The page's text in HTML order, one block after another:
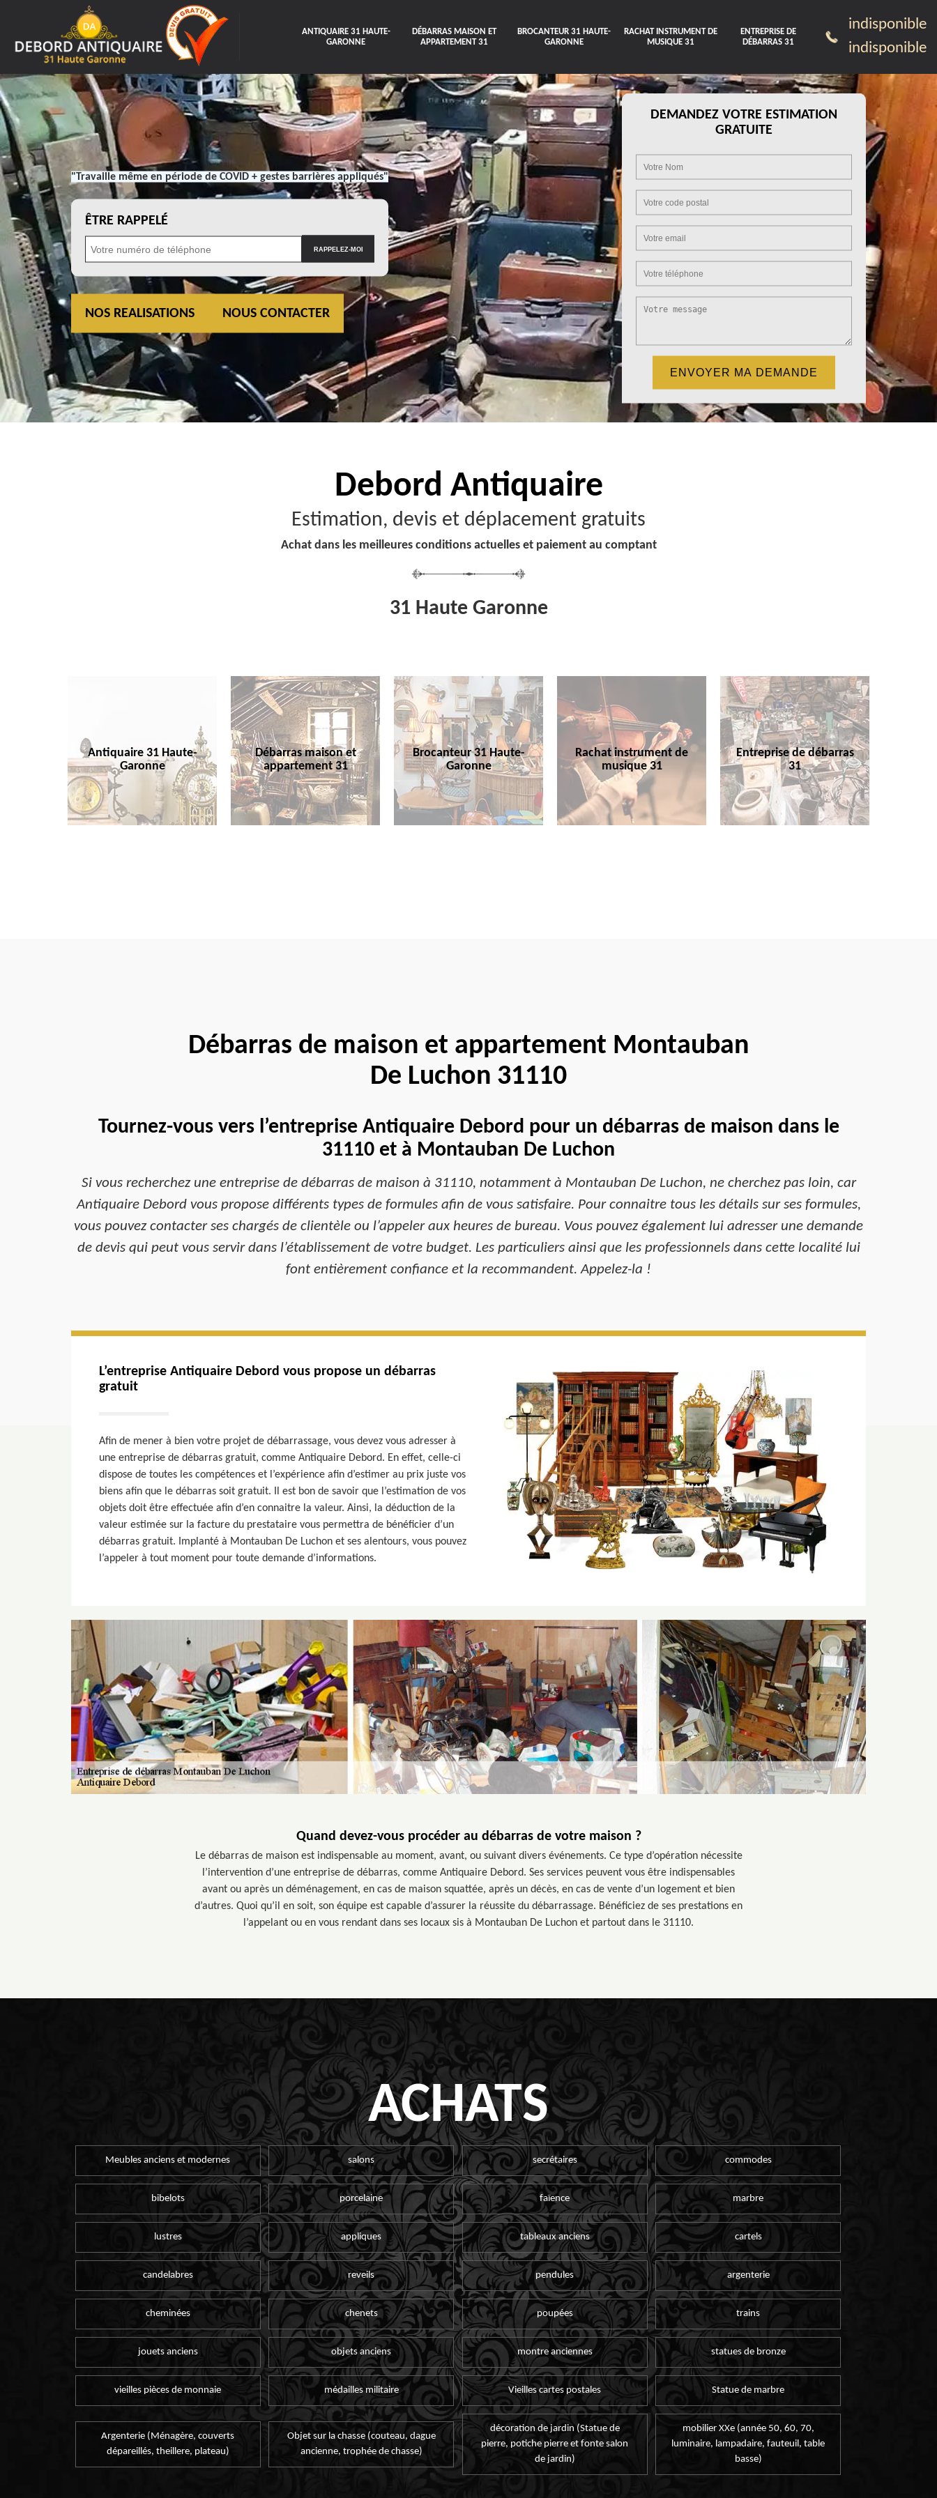
ANTIQUAIRE 31 HAUTE-
GARONNE
DÉBARRAS MAISON ET
APPARTEMENT 31
BROCANTEUR 31 HAUTE-
GARONNE
RACHAT INSTRUMENT DE
MUSIQUE 31
ENTREPRISE DE
DÉBARRAS 31
indisponible
indisponible
"Travaille même en période de COVID + gestes barrières appliqués"
ÊTRE RAPPELÉ
NOS REALISATIONS NOUS CONTACTER
DEMANDEZ VOTRE ESTIMATION
GRATUITE
Debord Antiquaire
Estimation, devis et déplacement gratuits
Achat dans les meilleures conditions actuelles et paiement au comptant
31 Haute Garonne
Antiquaire 31 Haute-
Garonne
Débarras maison et
appartement 31
Brocanteur 31 Haute-
Garonne
Rachat instrument de
musique 31
Entreprise de débarras
31
Débarras de maison et appartement Montauban
De Luchon 31110
Tournez-vous vers l’entreprise Antiquaire Debord pour un débarras de maison dans le
31110 et à Montauban De Luchon
Si vous recherchez une entreprise de débarras de maison à 31110, notamment à Montauban De Luchon, ne cherchez pas loin, car
Antiquaire Debord vous propose différents types de formules afin de vous satisfaire. Pour connaitre tous les détails sur ses formules,
vous pouvez contacter ses chargés de clientèle ou l’appeler aux heures de bureau. Vous pouvez également lui adresser une demande
de devis qui peut vous servir dans l’établissement de votre budget. Les particuliers ainsi que les professionnels dans cette localité lui
font entièrement confiance et la recommandent. Appelez-la !
L’entreprise Antiquaire Debord vous propose un débarras
gratuit
Afin de mener à bien votre projet de débarrassage, vous devez vous adresser à
une entreprise de débarras gratuit, comme Antiquaire Debord. En effet, celle-ci
dispose de toutes les compétences et l’expérience afin d’estimer au prix juste vos
biens afin que le débarras soit gratuit. Il est bon de savoir que l’estimation de vos
objets doit être effectuée afin d’en connaitre la valeur. Ainsi, la déduction de la
valeur estimée sur la facture du prestataire vous permettra de bénéficier d’un
débarras gratuit. Implanté à Montauban De Luchon et ses alentours, vous pouvez
l’appeler à tout moment pour toute demande d’informations.
Quand devez-vous procéder au débarras de votre maison ?
Le débarras de maison est indispensable au moment, avant, ou suivant divers événements. Ce type d’opération nécessite
l’intervention d’une entreprise de débarras, comme Antiquaire Debord. Ses services peuvent vous être indispensables
avant ou après un déménagement, en cas de maison squattée, après un décès, en cas de vente d’un logement et bien
d’autres. Quoi qu’il en soit, son équipe est capable d’assurer la réussite du débarrassage. Bénéficiez de ses prestations en
l’appelant ou en vous rendant dans ses locaux sis à Montauban De Luchon et partout dans le 31110.
ACHATS
Meubles anciens et modernes salons secrétaires commodes
bibelots porcelaine faïence marbre
lustres appliques tableaux anciens cartels
candelabres reveils pendules argenterie
cheminées chenets poupées trains
jouets anciens objets anciens montre anciennes statues de bronze
vieilles pièces de monnaie médailles militaire Vieilles cartes postales Statue de marbre
Argenterie (Ménagère, couverts
dépareillés, theillere, plateau)
Objet sur la chasse (couteau, dague
ancienne, trophée de chasse)
décoration de jardin (Statue de
pierre, potiche pierre et fonte salon
de jardin)
mobilier XXe (année 50, 60, 70,
luminaire, lampadaire, fauteuil, table
basse)